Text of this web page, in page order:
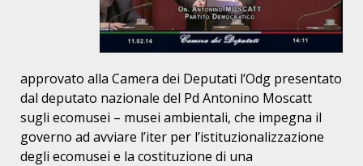
approvato alla Camera dei Deputati l’Odg presentato
dal deputato nazionale del Pd Antonino Moscatt
sugli ecomusei – musei ambientali, che impegna il
governo ad avviare l’iter per l’istituzionalizzazione
degli ecomusei e la costituzione di una